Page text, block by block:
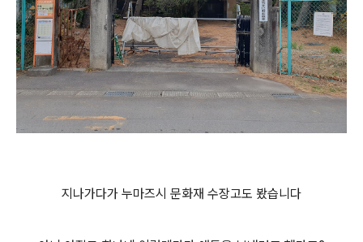
지나가다가 누마즈시 문화재 수장고도 봤습니다